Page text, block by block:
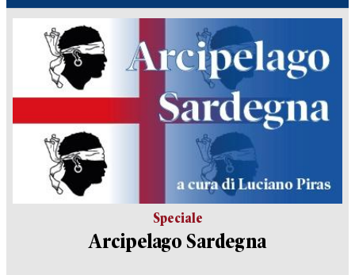
Speciale
Arcipelago Sardegna